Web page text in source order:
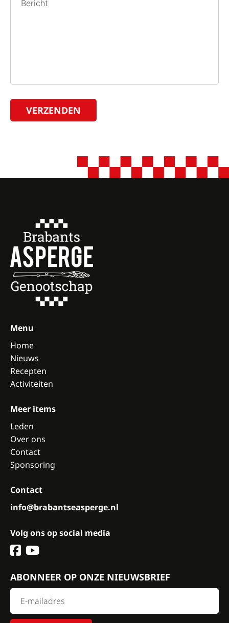
Menu
Home
Nieuws
Recepten
Activiteiten
Meer items
Leden
Over ons
Contact
Sponsoring
Contact
info@brabantseasperge.nl
Volg ons op social media
ABONNEER OP ONZE NIEUWSBRIEF